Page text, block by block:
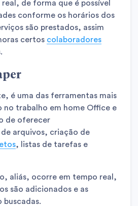
de forma que é possível
conforme os horários dos
são prestados, assim
certos colaboradores
é uma das ferramentas mais
no trabalho em home Office e
de oferecer
arquivos, criação de
, listas de tarefas e
aliás, ocorre em tempo real,
são adicionados e as
buscadas.